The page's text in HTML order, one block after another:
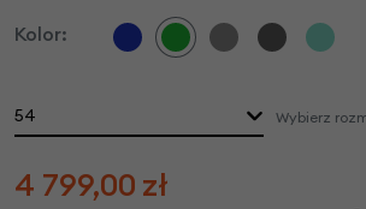
Kolor:
54 Wybierz
4 799,00 zł